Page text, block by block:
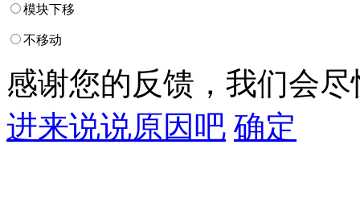
模块下移
不移动
感谢您的反馈，我们会
进来说说原因吧 确定